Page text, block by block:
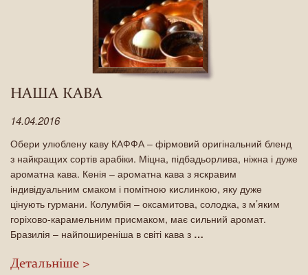
НАША КАВА
14.04.2016
Обери улюблену каву КАФФА – фірмовий оригінальний бленд
з найкращих сортів арабіки. Міцна, підбадьорлива, ніжна і дуже
ароматна кава. Кенія – ароматна кава з яскравим
індивідуальним смаком і помітною кислинкою, яку дуже
цінують гурмани. Колумбія – оксамитова, солодка, з м’яким
горіхово-карамельним присмаком, має сильний аромат.
Бразилія – найпоширеніша в світі кава з …
Детальнiше >